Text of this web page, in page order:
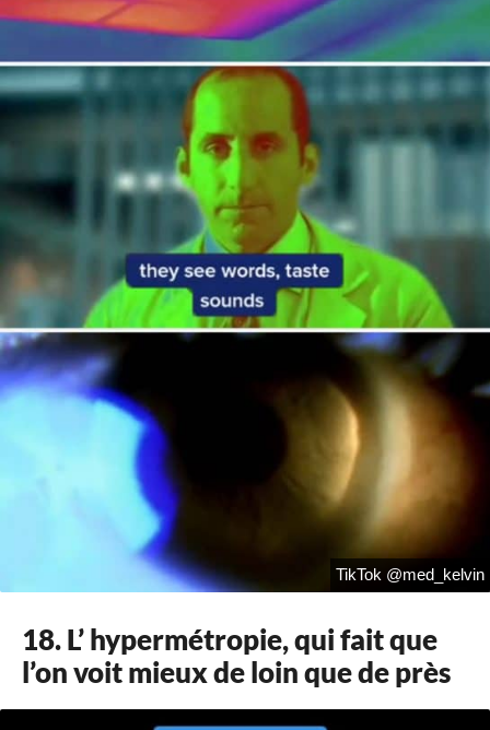
TikTok @med_kelvin
18. L’ hypermétropie, qui fait que
l’on voit mieux de loin que de près